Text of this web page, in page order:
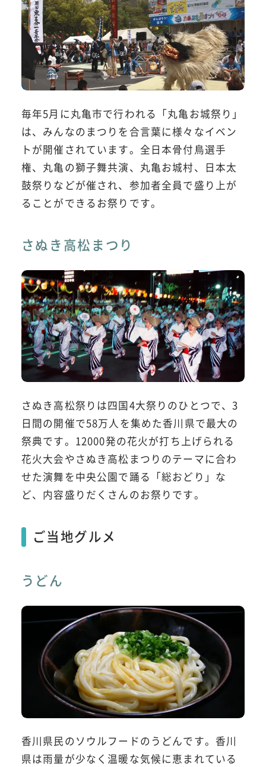
毎年5月に丸亀市で行われる「丸亀お城祭り」
は、みんなのまつりを合言葉に様々なイベン
トが開催されています。全日本骨付鳥選手
権、丸亀の獅子舞共演、丸亀お城村、日本太
鼓祭りなどが催され、参加者全員で盛り上が
ることができるお祭りです。
さぬき高松まつり
さぬき高松祭りは四国4大祭りのひとつで、3
日間の開催で58万人を集めた香川県で最大の
祭典です。12000発の花火が打ち上げられる
花火大会やさぬき高松まつりのテーマに合わ
せた演舞を中央公園で踊る「総おどり」な
ど、内容盛りだくさんのお祭りです。
ご当地グルメ
うどん
香川県民のソウルフードのうどんです。香川
県は雨量が少なく温暖な気候に恵まれている